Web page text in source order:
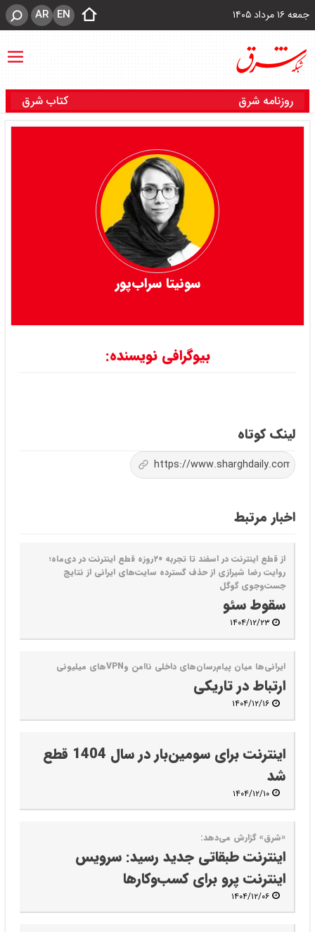
جمعه ۱۶ مرداد ۱۴۰۵ EN
AR
روزنامه شرق کتاب شرق
سونیتا سراب‌پور
بیوگرافی نویسنده:
لینک کوتاه
اخبار مرتبط
از قطع اینترنت در اسفند تا تجربه ۲۰روزه قطع اینترنت در دی‌ماه؛
روایت رضا شیرازی از حذف گسترده سایت‌های ایرانی از نتایج
جست‌وجوی گوگل
سقوط سئو
۱۴۰۴/۱۲/۲۳
ایرانی‌ها میان پیام‌رسان‌های داخلی ناامن وVPNهای میلیونی
ارتباط در تاریکی
۱۴۰۴/۱۲/۱۶
اینترنت برای سومین‌بار در سال 1404 قطع
شد
۱۴۰۴/۱۲/۱۰
«شرق» گزارش می‌دهد:
اینترنت طبقاتی جدید رسید: سرویس
اینترنت پرو برای کسب‌وکارها
۱۴۰۴/۱۲/۰۶